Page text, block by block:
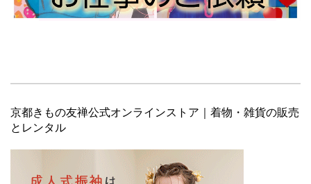
京都きもの友禅公式オンラインストア｜着物・雑貨の販売
とレンタル